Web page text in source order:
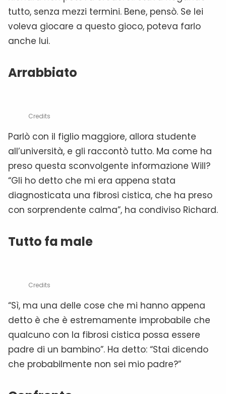
tutto, senza mezzi termini. Bene, pensò. Se lei
voleva giocare a questo gioco, poteva farlo
anche lui.
Arrabbiato
Credits
Parlò con il figlio maggiore, allora studente
all’università, e gli raccontò tutto. Ma come ha
preso questa sconvolgente informazione Will?
“Gli ho detto che mi era appena stata
diagnosticata una fibrosi cistica, che ha preso
con sorprendente calma”, ha condiviso Richard.
Tutto fa male
Credits
“Sì, ma una delle cose che mi hanno appena
detto è che è estremamente improbabile che
qualcuno con la fibrosi cistica possa essere
padre di un bambino”. Ha detto: “Stai dicendo
che probabilmente non sei mio padre?”